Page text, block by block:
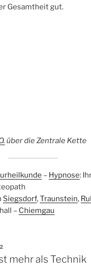
Gesamtheit gut.
über die Zentrale Kette
– Hypnose:
Siegsdorf,Traunstein,
– Chiemgau
mehr als Technik